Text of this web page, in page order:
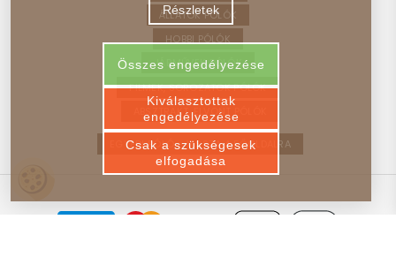
ÁLLATOK PÓLÓK
HOBBI PÓLÓK
JÁRMŰVEK PÓLÓK
FILMEK, SOROZATOK PÓLÓK
ABSZTRAKT, ELVONT PÓLÓK
EGYEDI PÓLÓ – VISSZA A FŐOLDALRA
Részletek
Összes engedélyezése
Kiválasztottak
engedélyezése
Csak a szükségesek
elfogadása